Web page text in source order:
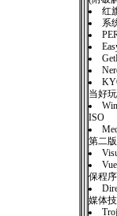
红
系
当好
ISO
第二
保程
媒体技